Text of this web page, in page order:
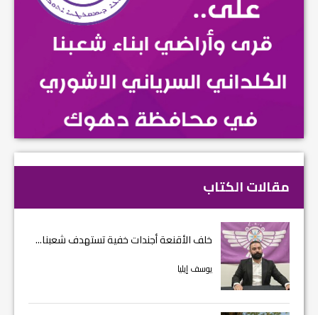
مقالات الكتاب
خلف الأقنعة أجندات خفية تستهدف شعبنا...
يوسف إيليا